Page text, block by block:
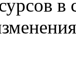
в